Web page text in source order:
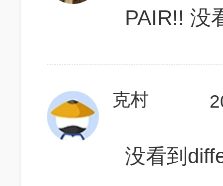
PAIR!! 没
克村
没看到